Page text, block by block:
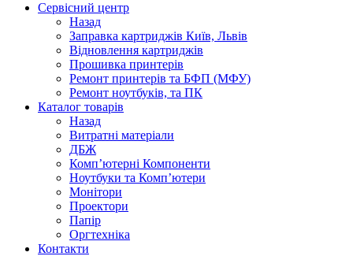
Сервісний центр
Назад
Заправка картриджів Київ, Львів
Відновлення картриджів
Прошивка принтерів
Ремонт принтерів та БФП (МФУ)
Ремонт ноутбуків, та ПК
Каталог товарів
Назад
Витратні матеріали
ДБЖ
Комп’ютерні Компоненти
Ноутбуки та Комп’ютери
Монітори
Проектори
Папір
Оргтехніка
Контакти